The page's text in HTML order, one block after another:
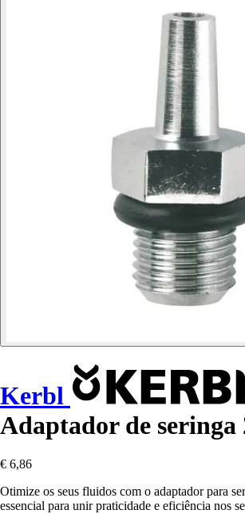
Kerbl
Adaptador de seringa
€ 6,86
Otimize os seus fluidos com o adaptador para
essencial para unir praticidade e eficiência nos